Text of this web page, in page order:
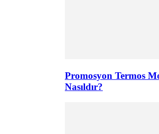
Promosyon Termos
Nasıldır?